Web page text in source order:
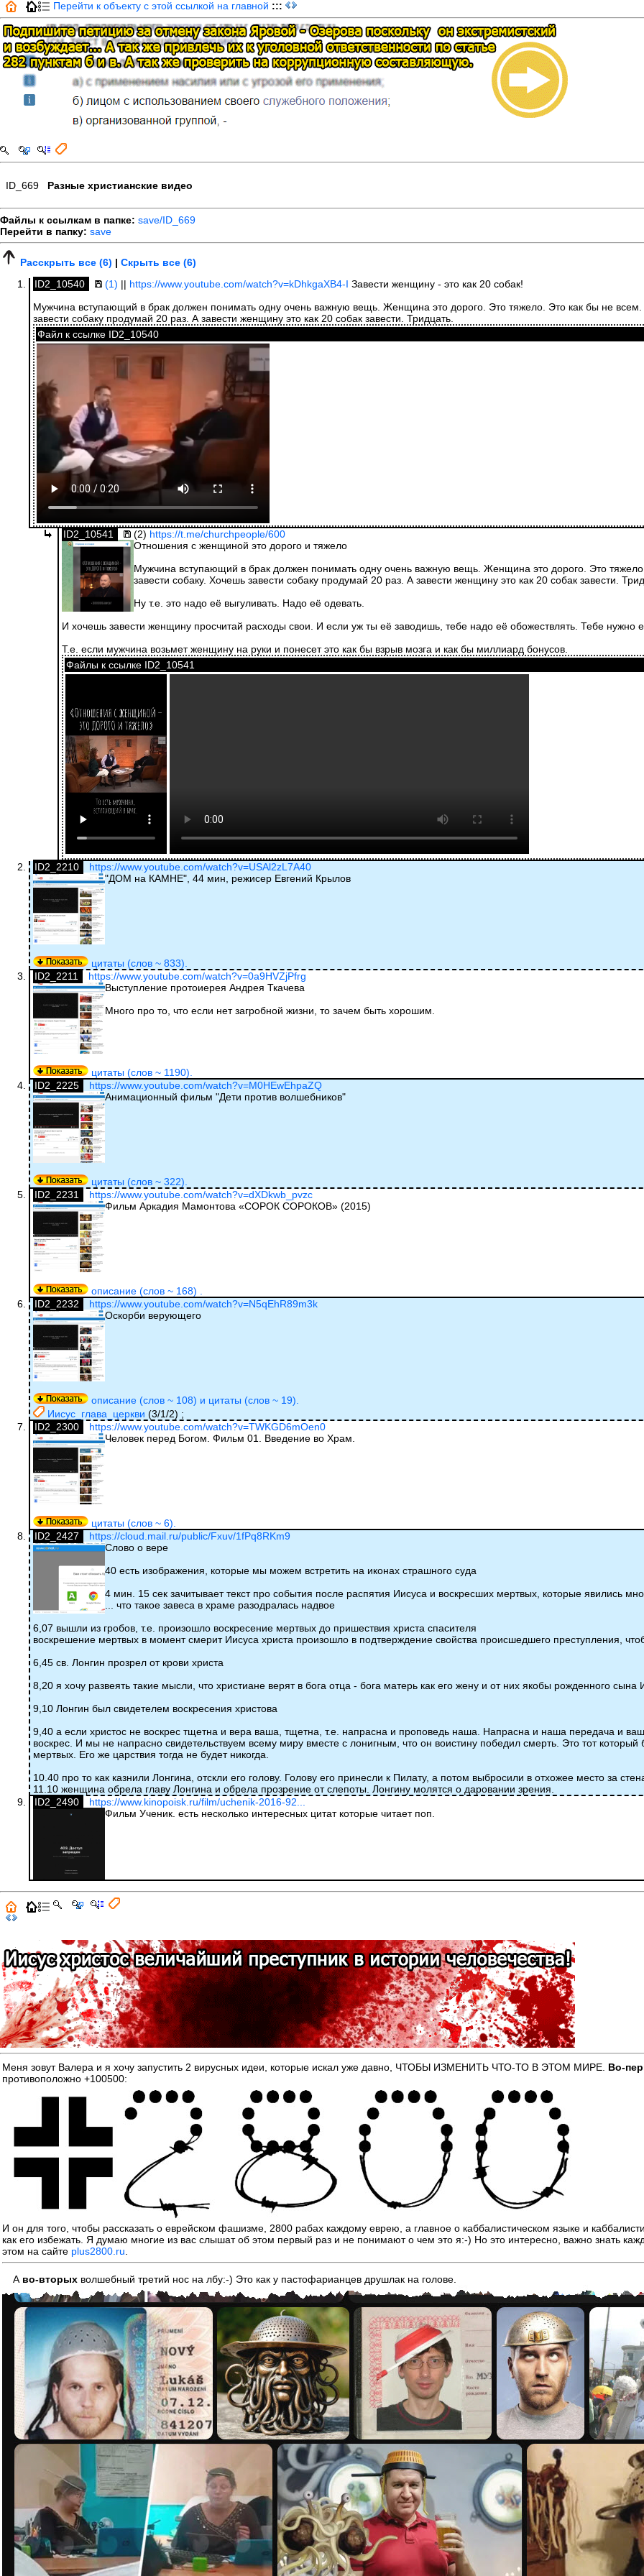
Перейти к объекту с этой ссылкой на главной :::
ID_669 Разные христианские видео
Файлы к ссылкам в папке: save/ID_669
Перейти в папку: save
Расскрыть все (6) | Скрыть все (6)
ID2_10540
(1) || https://www.youtube.com/watch?v=kDhkgaXB4-I Завести женщину - это как 20 собак!
Мужчина вступающий в брак должен понимать одну очень важную вещь. Женщина это дорого. Это тяжело. Это как бы не всем.
завести собаку продумай 20 раз. А завести женщину это как 20 собак завести. Тридцать.
Файл к ссылке ID2_10540
ID2_10541 (2) https://t.me/churchpeople/600
Отношения с женщиной это дорого и тяжело
Мужчина вступающий в брак должен понимать одну очень важную вещь. Женщина это дорого. Это тяжело.
завести собаку. Хочешь завести собаку продумай 20 раз. А завести женщину это как 20 собак завести.
Ну т.е. это надо её выгуливать. Надо её одевать.
И хочешь завести женщину просчитай расходы свои. И если уж ты её заводишь, тебе надо её обожествлять. Тебе нужно
Т.е. если мужчина возьмет женщину на руки и понесет это как бы взрыв мозга и как бы миллиард бонусов.
Файлы к ссылке ID2_10541
ID2_2210
https://www.youtube.com/watch?v=USAl2zL7A40
"ДОМ на КАМНЕ", 44 мин, режисер Евгений Крылов
цитаты (слов ~ 833).
ID2_2211
https://www.youtube.com/watch?v=0a9HVZjPfrg
Выступление протоиерея Андрея Ткачева
Много про то, что если нет загробной жизни, то зачем быть хорошим.
цитаты (слов ~ 1190).
ID2_2225
https://www.youtube.com/watch?v=M0HEwEhpaZQ
Анимационный фильм "Дети против волшебников"
цитаты (слов ~ 322).
ID2_2231
https://www.youtube.com/watch?v=dXDkwb_pvzc
Фильм Аркадия Мамонтова «СОРОК СОРОКОВ» (2015)
описание (слов ~ 168) .
ID2_2232
https://www.youtube.com/watch?v=N5qEhR89m3k
Оскорби верующего
описание (слов ~ 108) и цитаты (слов ~ 19).
Иисус_глава_церкви (3/1/2) ;
ID2_2300
https://www.youtube.com/watch?v=TWKGD6mOen0
Человек перед Богом. Фильм 01. Введение во Храм.
цитаты (слов ~ 6).
ID2_2427
https://cloud.mail.ru/public/Fxuv/1fPq8RKm9
Слово о вере
40 есть изображения, которые мы можем встретить на иконах страшного суда
4 мин. 15 сек зачитывает текст про события после распятия Иисуса и воскресших мертвых, которые явились
... что такое завеса в храме разодралась надвое
6,07 вышли из гробов, т.е. произошло воскресение мертвых до пришествия христа спасителя
воскрешение мертвых в момент смерит Иисуса христа произошло в подтверждение свойства происшедшего преступления,
6,45 св. Лонгин прозрел от крови христа
8,20 я хочу развеять такие мысли, что христиане верят в бога отца - бога матерь как его жену и от них якобы рожденного
9,10 Лонгин был свидетелем воскресения христова
9,40 а если христос не воскрес тщетна и вера ваша, тщетна, т.е. напрасна и проповедь наша. Напрасна и наша передача и
воскрес. И мы не напрасно свидетельствуем всему миру вместе с лонигным, что он воистину победил смерть. Это тот
мертвых. Его же царствия тогда не будет никогда.
10.40 про то как казнили Лонгина, отскли его голову. Голову его принесли к Пилату, а потом выбросили в отхожее место за
11.10 женщина обрела главу Лонгина и обрела прозрение от слепоты. Лонгину молятся о даровании зрения.
ID2_2490
https://www.kinopoisk.ru/film/uchenik-2016-92...
Фильм Ученик. есть несколько интересных цитат которые читает поп.
Меня зовут Валера и я хочу запустить 2 вирусных идеи, которые искал уже давно, ЧТОБЫ ИЗМЕНИТЬ ЧТО-ТО В ЭТОМ МИРЕ. Во-
противоположно +100500:
И он для того, чтобы рассказать о еврейском фашизме, 2800 рабах каждому еврею, а главное о каббалистическом языке и
как его избежать. Я думаю многие из вас слышат об этом первый раз и не понимают о чем это я:-) Но это интересно, важно знать
этом на сайте plus2800.ru
А во-вторых волшебный третий нос на лбу:-) Это как у пастофарианцев друшлак на голове.